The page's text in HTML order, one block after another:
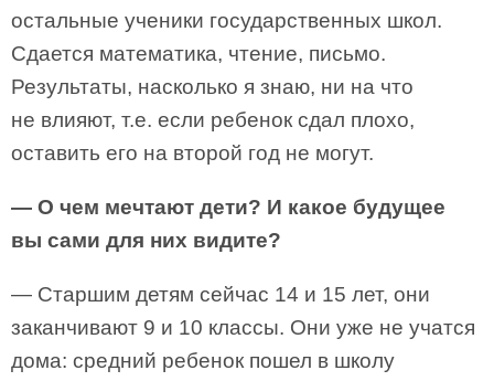
остальные ученики государственных школ.
Сдается математика, чтение, письмо.
Результаты, насколько я знаю, ни на что
не влияют, т.е. если ребенок сдал плохо,
оставить его на второй год не могут.
— О чем мечтают дети? И какое будущее
вы сами для них видите?
— Старшим детям сейчас 14 и 15 лет, они
заканчивают 9 и 10 классы. Они уже не учатся
дома: средний ребенок пошел в школу